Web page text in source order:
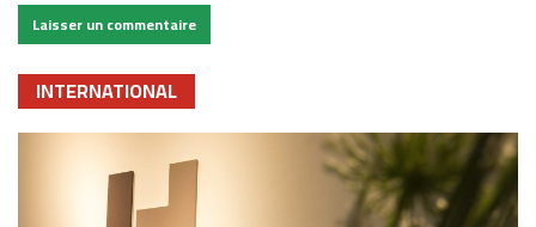
INTERNATIONAL